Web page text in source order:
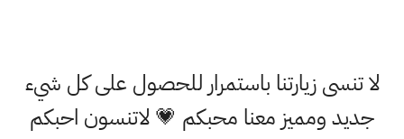
لا تنسى زيارتنا باستمرار للحصول على كل شيء
جديد ومميز معنا محبكم 💗 لاتنسون احبكم